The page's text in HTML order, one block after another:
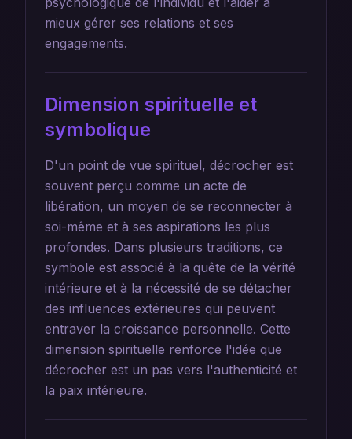
mieux gérer ses relations et ses
engagements.
Dimension spirituelle et
symbolique
D'un point de vue spirituel, décrocher est
souvent perçu comme un acte de
libération, un moyen de se reconnecter à
soi-même et à ses aspirations les plus
profondes. Dans plusieurs traditions, ce
symbole est associé à la quête de la vérité
intérieure et à la nécessité de se détacher
des influences extérieures qui peuvent
entraver la croissance personnelle. Cette
dimension spirituelle renforce l'idée que
décrocher est un pas vers l'authenticité et
la paix intérieure.